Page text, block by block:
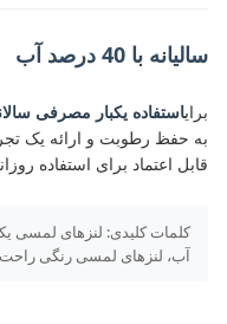
سالیانه با 40 درصد آب
برایاستفاده یکبار مصرفی
به حفظ رطوبت و ارائه یک
قابل اعتماد برای استفاده
آب، لنزهای لمسی رنگی راحت